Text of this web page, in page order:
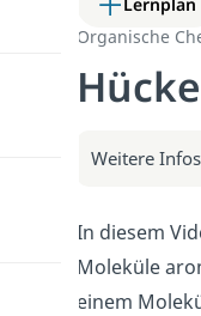
Organische
Weitere
In diesem
Moleküle
einem